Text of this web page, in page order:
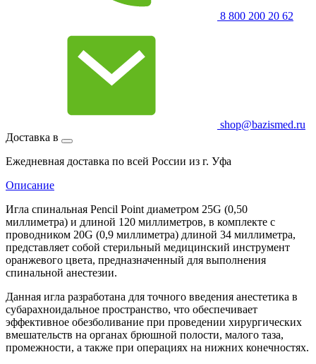
8 800 200 20 62
shop@bazismed.ru
Доставка в
Ежедневная доставка по всей России из г. Уфа
Описание
Игла спинальная Pencil Point диаметром 25G (0,50
миллиметра) и длиной 120 миллиметров, в комплекте с
проводником 20G (0,9 миллиметра) длиной 34 миллиметра,
представляет собой стерильный медицинский инструмент
оранжевого цвета, предназначенный для выполнения
спинальной анестезии.
Данная игла разработана для точного введения анестетика в
субарахноидальное пространство, что обеспечивает
эффективное обезболивание при проведении хирургических
вмешательств на органах брюшной полости, малого таза,
промежности, а также при операциях на нижних конечностях.